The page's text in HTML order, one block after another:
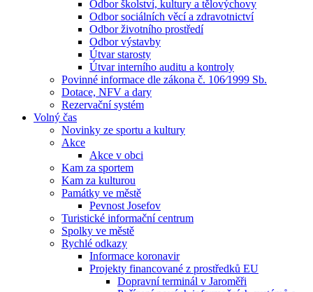
Odbor školství, kultury a tělovýchovy
Odbor sociálních věcí a zdravotnictví
Odbor životního prostředí
Odbor výstavby
Útvar starosty
Útvar interního auditu a kontroly
Povinné informace dle zákona č. 106⁄1999 Sb.
Dotace, NFV a dary
Rezervační systém
Volný čas
Novinky ze sportu a kultury
Akce
Akce v obci
Kam za sportem
Kam za kulturou
Památky ve městě
Pevnost Josefov
Turistické informační centrum
Spolky ve městě
Rychlé odkazy
Informace koronavir
Projekty financované z prostředků EU
Dopravní terminál v Jaroměři